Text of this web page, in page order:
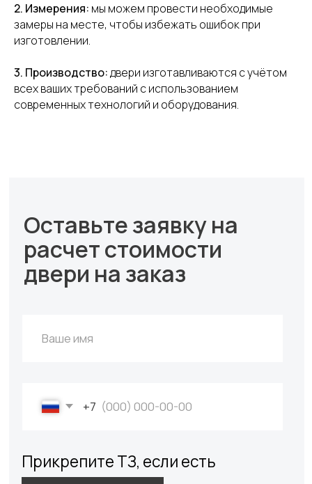
2. Измерения: мы можем провести необходимые
замеры на месте, чтобы избежать ошибок при
изготовлении.
3. Производство:двери изготавливаются с учётом
всех ваших требований с использованием
современных технологий и оборудования.
YURTA.DVERI
Контакты
О компании
Доставка и оплата
Акции
Межкомнатные двери
yurta.2020@mail.ru
Контакты